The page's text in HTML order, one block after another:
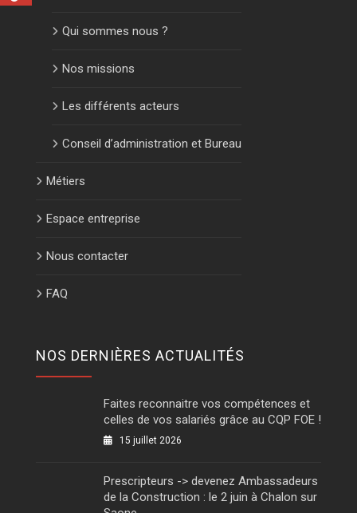
Qui sommes nous ?
Nos missions
Les différents acteurs
Conseil d’administration et Bureau
Métiers
Espace entreprise
Nous contacter
FAQ
NOS DERNIÈRES ACTUALITÉS
Faites reconnaitre vos compétences et
celles de vos salariés grâce au CQP FOE !
15 juillet 2026
Prescripteurs -> devenez Ambassadeurs
de la Construction : le 2 juin à Chalon sur